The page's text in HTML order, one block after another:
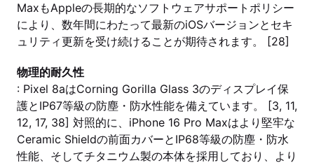
MaxもAppleの長期的なソフトウェアサポートポリシー
により、数年間にわたって最新のiOSバージョンとセキ
ュリティ更新を受け続けることが期待されます。 [28]
物理的耐久性
: Pixel 8aはCorning Gorilla Glass 3のディスプレイ保
護とIP67等級の防塵・防水性能を備えています。 [3, 11,
12, 17, 38] 対照的に、iPhone 16 Pro Maxはより堅牢な
Ceramic Shieldの前面カバーとIP68等級の防塵・防水
性能、そしてチタニウム製の本体を採用しており、より